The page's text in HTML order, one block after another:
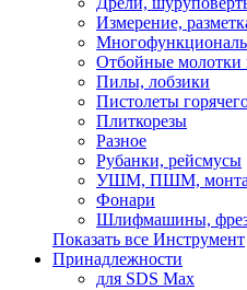
Измерение,
Отбойные молотки
Пилы, лобзики
Пистолеты
Плиткорезы
Разное
Рубанки, рейсмусы
УШМ, ПШМ,
Фонари
Шлифмашины,
Показать все Инструмент
Принадлежности
для SDS Max